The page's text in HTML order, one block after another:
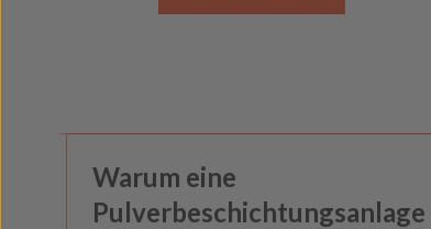
Neuigkeiten
Warum eine
Pulverbeschichtungsanlage